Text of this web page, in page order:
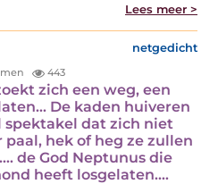
Lees meer >
netgedicht
443
zich een weg, een
De kaden huiveren
spektakel dat zich niet
hek of heg ze zullen
de God Neptunus die
heeft losgelaten.…